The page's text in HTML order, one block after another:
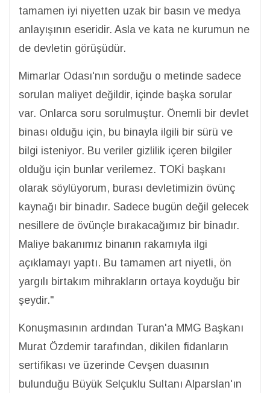
tamamen iyi niyetten uzak bir basın ve medya
anlayışının eseridir. Asla ve kata ne kurumun ne
de devletin görüşüdür.
Mimarlar Odası'nın sorduğu o metinde sadece
sorulan maliyet değildir, içinde başka sorular
var. Onlarca soru sorulmuştur. Önemli bir devlet
binası olduğu için, bu binayla ilgili bir sürü ve
bilgi isteniyor. Bu veriler gizlilik içeren bilgiler
olduğu için bunlar verilemez. TOKİ başkanı
olarak söylüyorum, burası devletimizin övünç
kaynağı bir binadır. Sadece bugün değil gelecek
nesillere de övünçle bırakacağımız bir binadır.
Maliye bakanımız binanın rakamıyla ilgi
açıklamayı yaptı. Bu tamamen art niyetli, ön
yargılı birtakım mihrakların ortaya koyduğu bir
şeydir."
Konuşmasının ardından Turan'a MMG Başkanı
Murat Özdemir tarafından, dikilen fidanların
sertifikası ve üzerinde Cevşen duasının
bulunduğu Büyük Selçuklu Sultanı Alparslan'ın